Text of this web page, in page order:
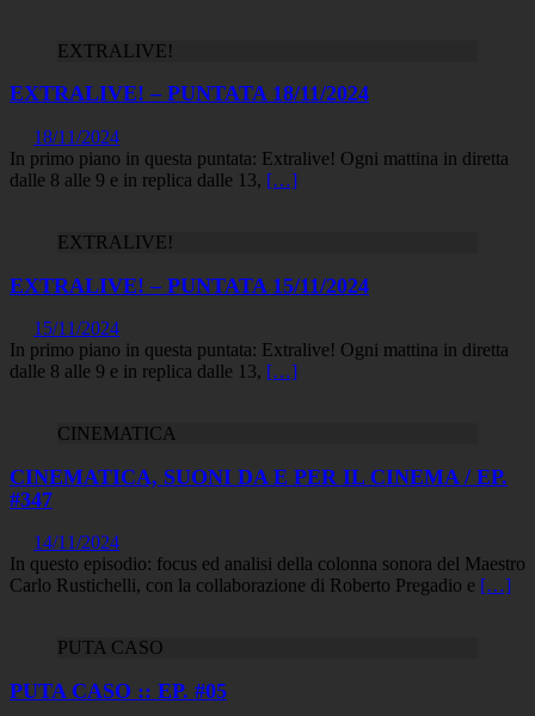
EXTRALIVE!
EXTRALIVE! – PUNTATA 18/11/2024
18/11/2024
In primo piano in questa puntata: Extralive! Ogni mattina in diretta
dalle 8 alle 9 e in replica dalle 13, […]
EXTRALIVE!
EXTRALIVE! – PUNTATA 15/11/2024
15/11/2024
In primo piano in questa puntata: Extralive! Ogni mattina in diretta
dalle 8 alle 9 e in replica dalle 13, […]
CINEMATICA
CINEMATICA, SUONI DA E PER IL CINEMA / EP.
#347
14/11/2024
In questo episodio: focus ed analisi della colonna sonora del Maestro
Carlo Rustichelli, con la collaborazione di Roberto Pregadio e […]
PUTA CASO
PUTA CASO :: EP. #05